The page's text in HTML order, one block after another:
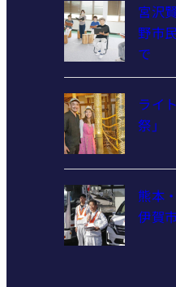
宮沢
野市
で
ライ
祭」
熊本
伊賀